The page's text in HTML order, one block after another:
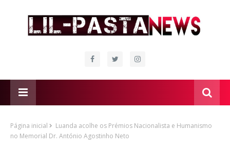
Página inicial
Luanda acolhe os Prémios Nacionalista e Humanismo
no Memorial Dr. António Agostinho Neto